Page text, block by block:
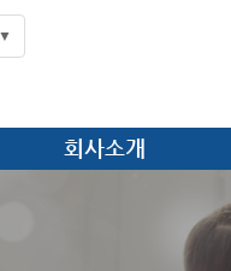
회사소개